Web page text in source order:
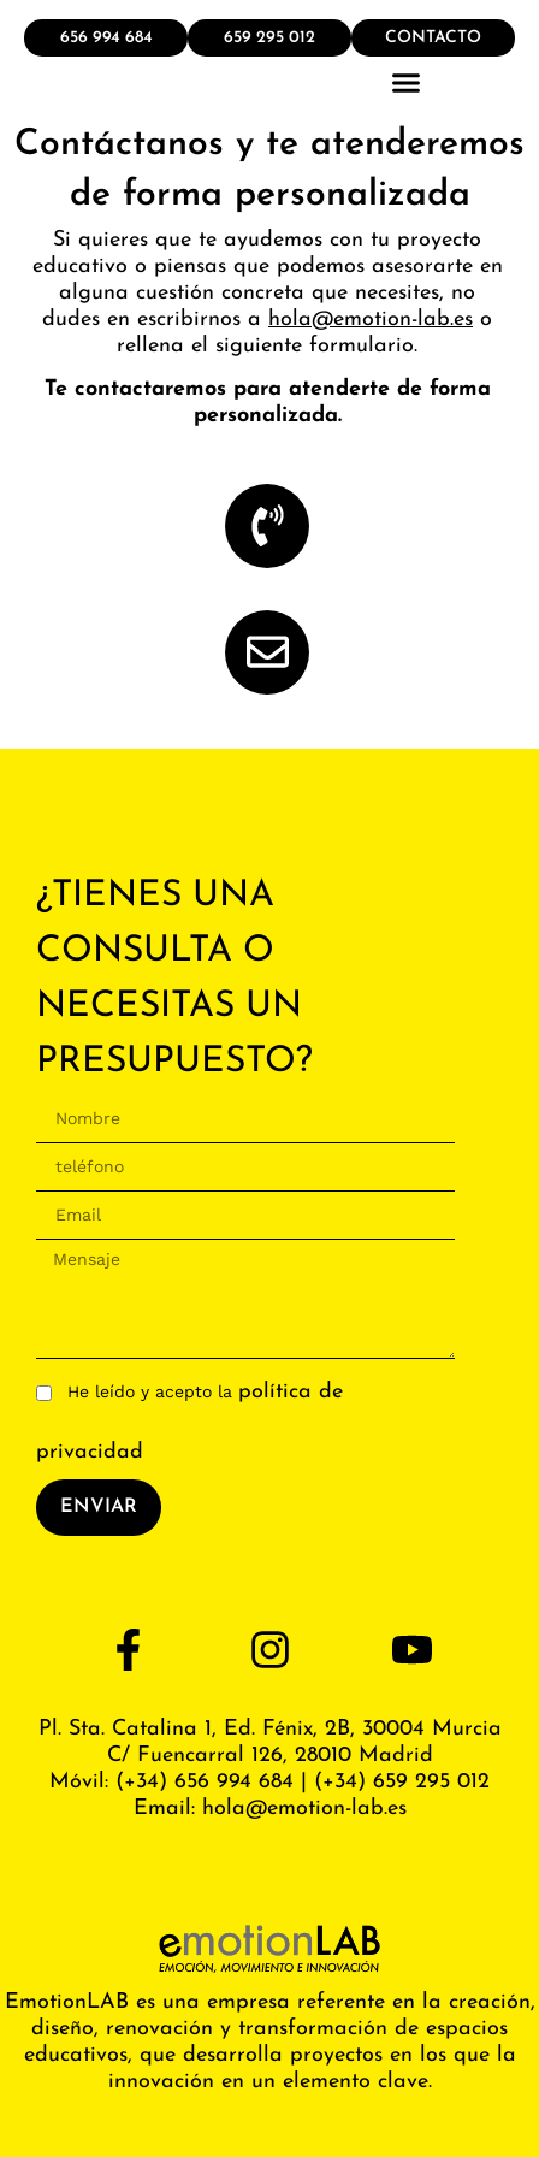
656 994 684 659 295 012 CONTACTO
Contáctanos y te atenderemos
de forma personalizada
Si quieres que te ayudemos con tu proyecto
educativo o piensas que podemos asesorarte en
alguna cuestión concreta que necesites, no
dudes en escribirnos a hola@emotion-lab.es o
rellena el siguiente formulario.
Te contactaremos para atenderte de forma
personalizada.
¿TIENES UNA
CONSULTA O
NECESITAS UN
PRESUPUESTO?
He leído y acepto la política de
privacidad
ENVIAR
EmotionLAB es una empresa referente en la creación,
diseño, renovación y transformación de espacios
educativos, que desarrolla proyectos en los que la
innovación en un elemento clave.
Pl. Sta. Catalina 1, Ed. Fénix, 2B, 30004 Murcia
C/ Fuencarral 126, 28010 Madrid
Móvil: (+34) 656 994 684
(+34) 659 295 012
Email: hola@emotion-lab.es